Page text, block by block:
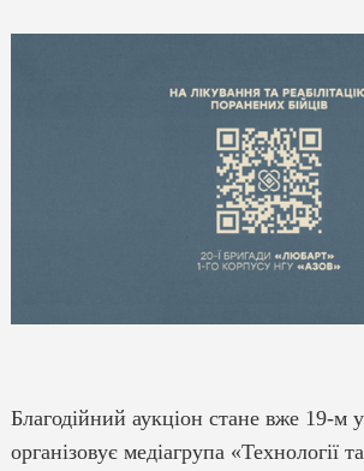
Благодійний аукціон стане вже 19-м у
організовує медіагрупа «Технології